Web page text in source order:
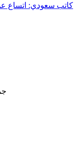
كاتب سعودي: اتساع